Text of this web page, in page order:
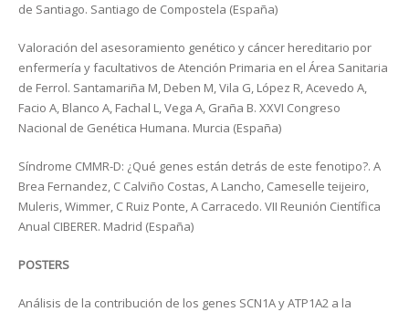
de Santiago. Santiago de Compostela (España)
Valoración del asesoramiento genético y cáncer hereditario por
enfermería y facultativos de Atención Primaria en el Área Sanitaria
de Ferrol. Santamariña M, Deben M, Vila G, López R, Acevedo A,
Facio A, Blanco A, Fachal L, Vega A, Graña B. XXVI Congreso
Nacional de Genética Humana. Murcia (España)
Síndrome CMMR-D: ¿Qué genes están detrás de este fenotipo?. A
Brea Fernandez, C Calviño Costas, A Lancho, Cameselle teijeiro,
Muleris, Wimmer, C Ruiz Ponte, A Carracedo. VII Reunión Científica
Anual CIBERER. Madrid (España)
POSTERS
Análisis de la contribución de los genes SCN1A y ATP1A2 a la